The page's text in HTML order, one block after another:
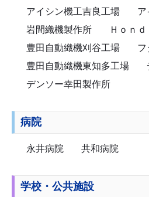
アイシン機工吉良工場
ア
岩間織機製作所
Ｈｏｎ
豊田自動織機刈谷工場
フ
豊田自動織機東知多工場
デンソー幸田製作所
病院
永井病院 共和病院
学校・公共施設